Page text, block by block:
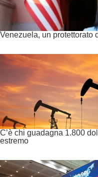
Venezuela, un protettorato
C’è chi guadagna 1.800
estremo